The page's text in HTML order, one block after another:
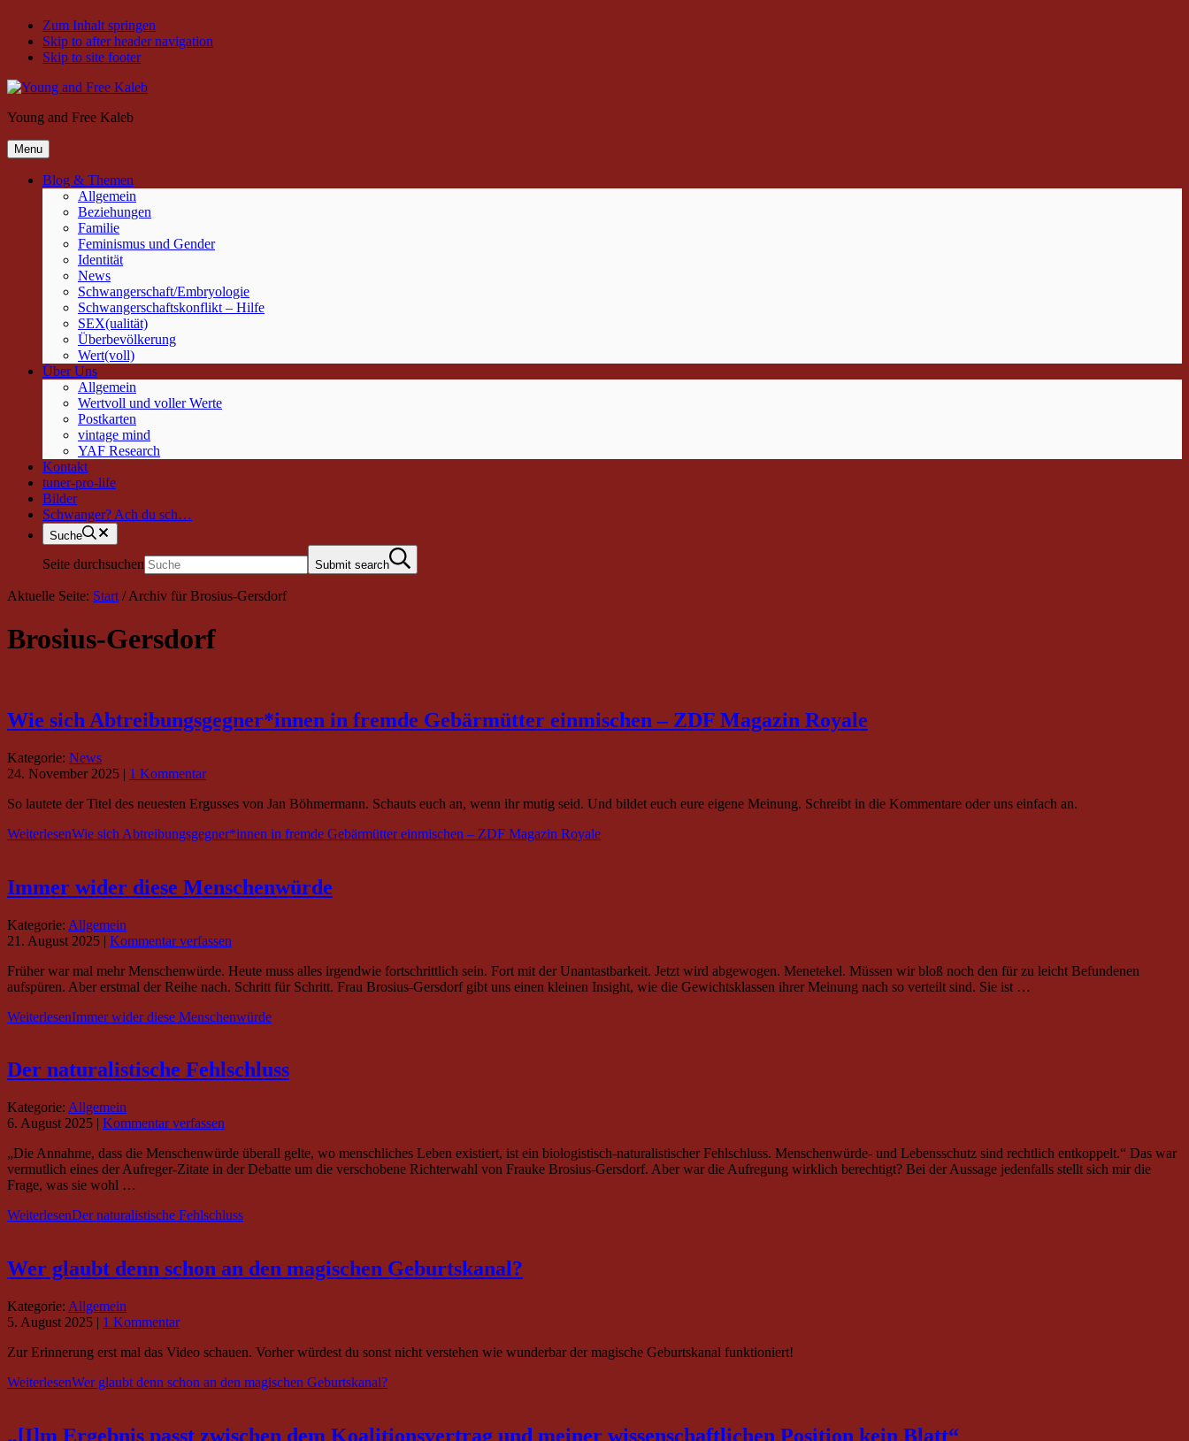
Zum Inhalt springen
Skip to after header navigation
Skip to site footer
Young and Free Kaleb
Menu
Blog & Themen
Allgemein
Beziehungen
Familie
Feminismus und Gender
Identität
News
Schwangerschaft/Embryologie
Schwangerschaftskonflikt – Hilfe
SEX(ualität)
Überbevölkerung
Wert(voll)
Über Uns
Allgemein
Wertvoll und voller Werte
Postkarten
vintage mind
YAF Research
Kontakt
tuner-pro-life
Bilder
Schwanger? Ach du sch…
Suche
Seite durchsuchen Submit search
Aktuelle Seite: Start /Archiv für Brosius-Gersdorf
Brosius-Gersdorf
Wie sich Abtreibungsgegner*innen in fremde Gebärmütter einmischen – ZDF Magazin Royale
Kategorie: News
24. November 2025 | 1 Kommentar
So lautete der Titel des neuesten Ergusses von Jan Böhmermann. Schauts euch an, wenn ihr mutig seid. Und bildet euch eure eigene Meinung. Schreibt in die Kommentare oder uns einfach an.
WeiterlesenWie sich Abtreibungsgegner*innen in fremde Gebärmütter einmischen – ZDF Magazin Royale
Immer wider diese Menschenwürde
Kategorie: Allgemein
21. August 2025 | Kommentar verfassen
Früher war mal mehr Menschenwürde. Heute muss alles irgendwie fortschrittlich sein. Fort mit der Unantastbarkeit. Jetzt wird abgewogen. Menetekel. Müssen wir bloß noch den für zu leicht Befundenen
aufspüren. Aber erstmal der Reihe nach. Schritt für Schritt. Frau Brosius-Gersdorf gibt uns einen kleinen Insight, wie die Gewichtsklassen ihrer Meinung nach so verteilt sind. Sie ist …
WeiterlesenImmer wider diese Menschenwürde
Der naturalistische Fehlschluss
Kategorie: Allgemein
6. August 2025 | Kommentar verfassen
„Die Annahme, dass die Menschenwürde überall gelte, wo menschliches Leben existiert, ist ein biologistisch-naturalistischer Fehlschluss. Menschenwürde- und Lebensschutz sind rechtlich entkoppelt.“ Das war
vermutlich eines der Aufreger-Zitate in der Debatte um die verschobene Richterwahl von Frauke Brosius-Gersdorf. Aber war die Aufregung wirklich berechtigt? Bei der Aussage jedenfalls stellt sich mir die
Frage, was sie wohl …
WeiterlesenDer naturalistische Fehlschluss
Wer glaubt denn schon an den magischen Geburtskanal?
Kategorie: Allgemein
5. August 2025 | 1 Kommentar
Zur Erinnerung erst mal das Video schauen. Vorher würdest du sonst nicht verstehen wie wunderbar der magische Geburtskanal funktioniert!
WeiterlesenWer glaubt denn schon an den magischen Geburtskanal?
„[I]m Ergebnis passt zwischen dem Koalitionsvertrag und meiner wissenschaftlichen Position kein Blatt“